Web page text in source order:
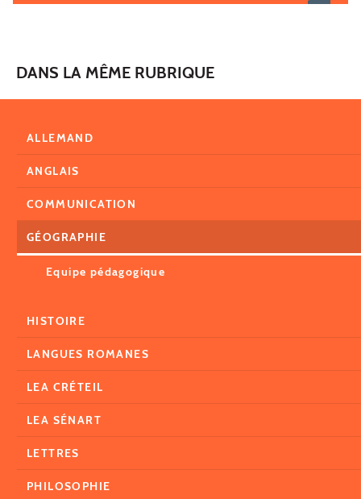
DANS LA MÊME RUBRIQUE
ALLEMAND
ANGLAIS
COMMUNICATION
GÉOGRAPHIE
Equipe pédagogique
HISTOIRE
LANGUES ROMANES
LEA CRÉTEIL
LEA SÉNART
LETTRES
PHILOSOPHIE